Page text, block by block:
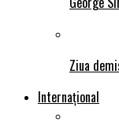
Ziua
Internațional